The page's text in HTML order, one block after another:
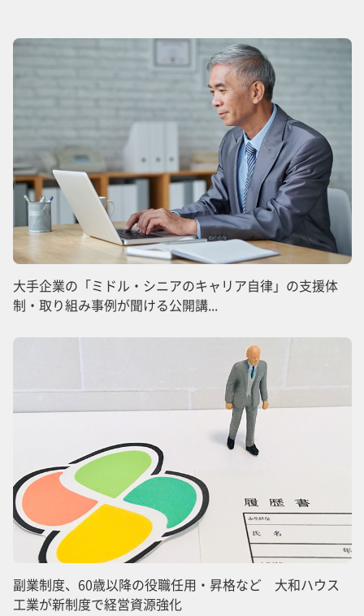
大手企業の「ミドル・シニアのキャリア自律」の支援体
制・取り組み事例が聞ける公開講...
副業制度、60歳以降の役職任用・昇格など 大和ハウス
工業が新制度で経営資源強化